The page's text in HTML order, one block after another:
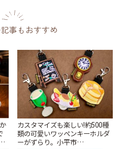
事もおすすめ
カスタマイズも楽しい!約500種
類の可愛いワッペンキーホルダ
ーがずらり。小平市